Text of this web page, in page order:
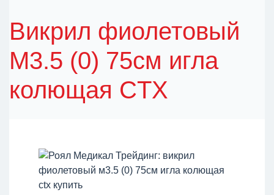
Викрил фиолетовый
М3.5 (0) 75см игла
колющая CTX